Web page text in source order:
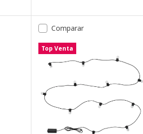
Comparar
Top Venta